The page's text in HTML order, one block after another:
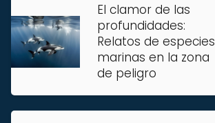
El clamor de las
profundidades:
Relatos de especies
marinas en la zona
de peligro